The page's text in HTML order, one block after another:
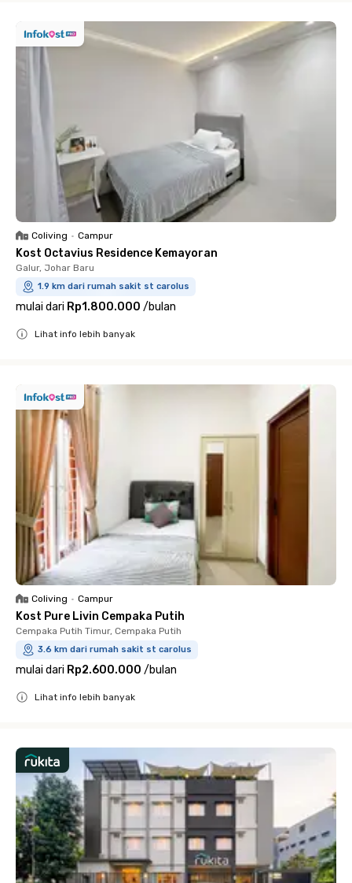
Coliving • Campur
Kost Octavius Residence Kemayoran
Galur, Johar Baru
1.9 km dari rumah sakit st carolus
mulai dari Rp1.800.000 /bulan
Lihat info lebih banyak
Coliving • Campur
Kost Pure Livin Cempaka Putih
Cempaka Putih Timur, Cempaka Putih
3.6 km dari rumah sakit st carolus
mulai dari Rp2.600.000 /bulan
Lihat info lebih banyak